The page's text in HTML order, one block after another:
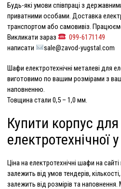
Будь-які умови співпраці з
приватними особами. Доставка
транспортом або самовивіз.
Викликати зараз
099-6171149
написати
sale@zavod-yugstal.com
Шафи електротехнічні металеві для
виготовимо по вашим розмірами з
наповненню.
Товщина стали 0,5 – 1,0 мм.
Купити корпус
електротехнічної
Ціна на електротехнічні шафи на
залежить від умов тендерів,
залежить від розмірів та